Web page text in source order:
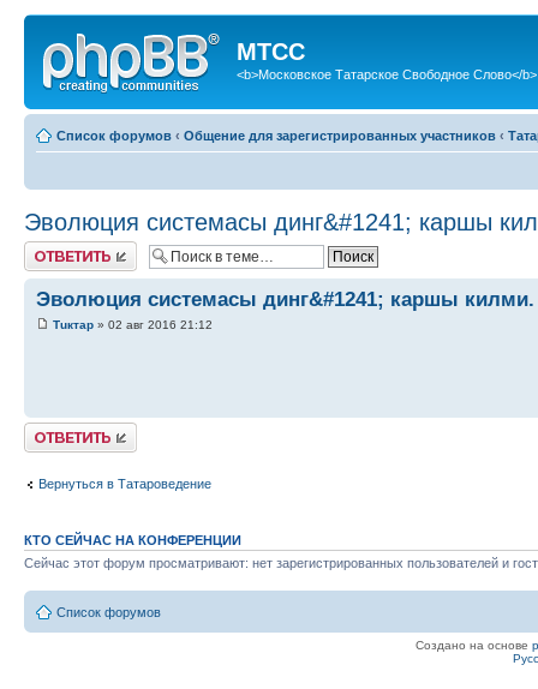
МТСС
<b>Московское Татарское Свободное Слово</b>
Список форумов ‹ Общение для зарегистрированных участников ‹
Эволюция системасы динг&#1241; каршы
Ответить
Эволюция системасы динг&#1241; каршы килми.
Тuктар » 02 авг 2016 21:12
Ответить
Вернуться в Татароведение
КТО СЕЙЧАС НА КОНФЕРЕНЦИИ
Сейчас этот форум просматривают: нет зарегистрированных пользователей и
Список форумов
Создано на основе